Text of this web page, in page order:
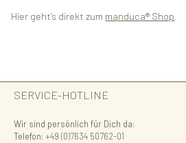
Hier geht’s direkt zum manduca® Shop.
SERVICE-HOTLINE
Wir sind persönlich für Dich da:
Telefon: +49 (0)7634 50762-01